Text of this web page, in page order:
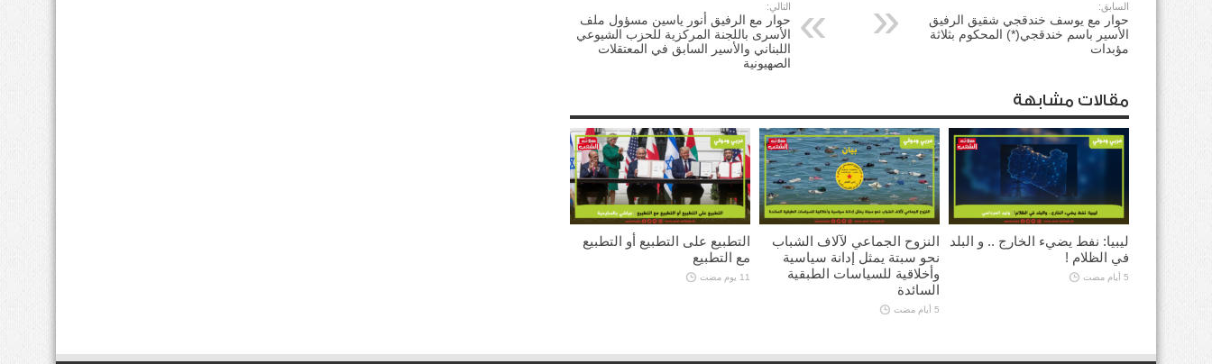
السابق:
حوار مع يوسف خندقجي شقيق الرفيق
الأسير باسم خندقجي(*) المحكوم بثلاثة
مؤبدات
التالي:
حوار مع الرفيق أنور ياسين مسؤول ملف
الأسرى باللجنة المركزية للحزب الشيوعي
اللبناني والأسير السابق في المعتقلات
الصهيونية
مقالات مشابهة
ليبيا: نفط يضيء الخارج .. و البلد
في الظلام !
5 أيام مضت
النزوح الجماعي لآلاف الشباب
نحو سبتة يمثل إدانة سياسية
وأخلاقية للسياسات الطبقية
السائدة
5 أيام مضت
التطبيع على التطبيع أو التطبيع
مع التطبيع
11 يوم مضت